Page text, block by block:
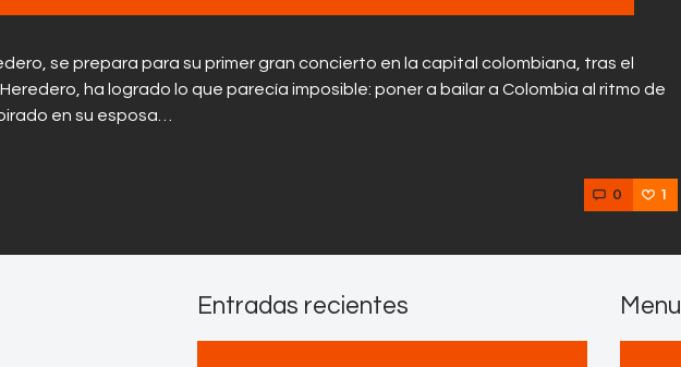
se prepara para su primer gran concierto en la capital colombiana, tras el
ha logrado lo que parecía imposible: poner a bailar a Colombia al ritmo de
en su esposa…
0 1
Entradas recientes Menu